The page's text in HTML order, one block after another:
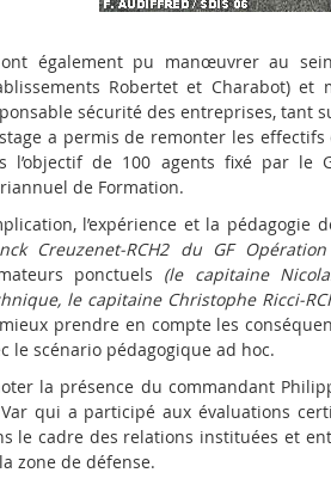
également pu manœuvrer au
Robertet et Charabot)
sécurité des entreprises, tant
a permis de remonter les
l’objectif de 100 agents fixé par le
de Formation.
l’expérience et la pédagogie
Creuzenet-RCH2 du GF
ponctuels (le capitaine
le capitaine Christophe Ricci-
prendre en compte les
le scénario pédagogique ad hoc.
la présence du commandant
qui a participé aux évaluations
le cadre des relations instituées et
zone de défense.